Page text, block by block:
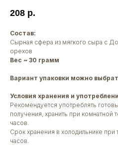
208 р.
Состав:
Сырная сфера из мягкого сыра с
орехов
Вес ~ 30 грамм
Вариант упаковки можно
Условия хранения и
Рекомендуется употреблять
получения, хранить при комнатной
часов.
Срок хранения в холодильнике
часов.